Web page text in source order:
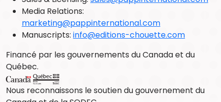
Media Relations:
marketing@pappinternational.com
Manuscripts: info@editions-chouette.com
Financé par les gouvernements du Canada et du
Québec.
Nous reconnaissons le soutien du gouvernement du